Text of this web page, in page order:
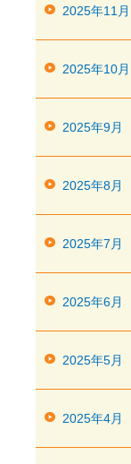
2025年11月
2025年10月
2025年9月
2025年8月
2025年7月
2025年6月
2025年5月
2025年4月